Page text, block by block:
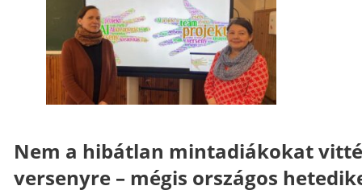
Nem a hibátlan mintadiákokat
versenyre – mégis országos